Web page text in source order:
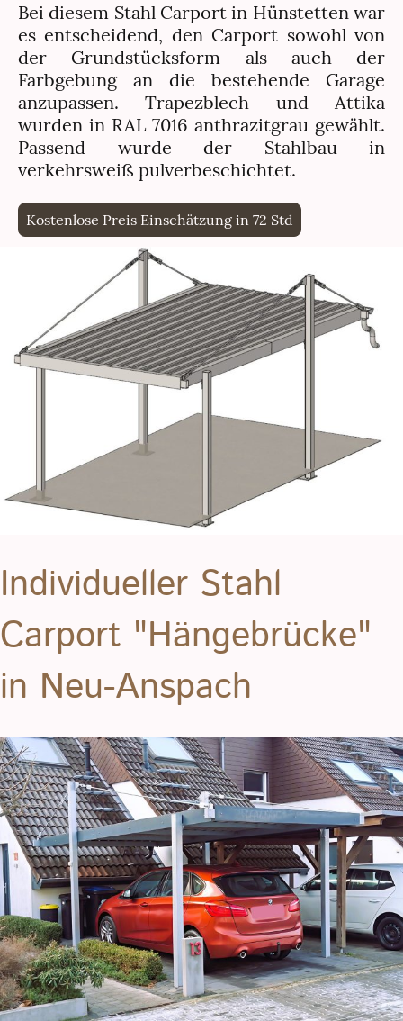
Bei diesem Stahl Carport in Hünstetten war
es entscheidend, den Carport sowohl von
der Grundstücksform als auch der
Farbgebung an die bestehende Garage
anzupassen. Trapezblech und Attika
wurden in RAL 7016 anthrazitgrau gewählt.
Passend wurde der Stahlbau in
verkehrsweiß pulverbeschichtet.
Kostenlose Preis Einschätzung in 72 Std
Individueller Stahl
Carport "Hängebrücke"
in Neu-Anspach